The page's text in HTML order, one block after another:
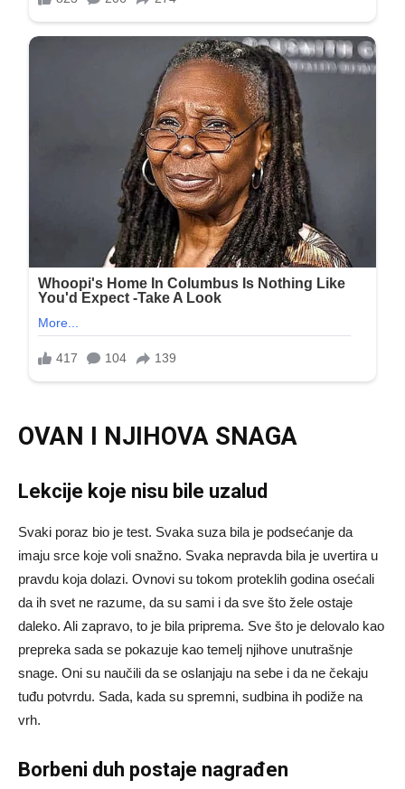
OVAN I NJIHOVA SNAGA
Lekcije koje nisu bile uzalud
Svaki poraz bio je test. Svaka suza bila je podsećanje da
imaju srce koje voli snažno. Svaka nepravda bila je uvertira u
pravdu koja dolazi. Ovnovi su tokom proteklih godina osećali
da ih svet ne razume, da su sami i da sve što žele ostaje
daleko. Ali zapravo, to je bila priprema. Sve što je delovalo kao
prepreka sada se pokazuje kao temelj njihove unutrašnje
snage. Oni su naučili da se oslanjaju na sebe i da ne čekaju
tuđu potvrdu. Sada, kada su spremni, sudbina ih podiže na
vrh.
Borbeni duh postaje nagrađen